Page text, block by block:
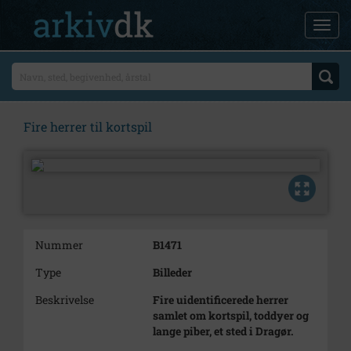
Fire herrer til kortspil
Nummer
B1471
Type
Billeder
Beskrivelse
Fire uidentificerede herrer
samlet om kortspil, toddyer og
lange piber, et sted i Dragør.